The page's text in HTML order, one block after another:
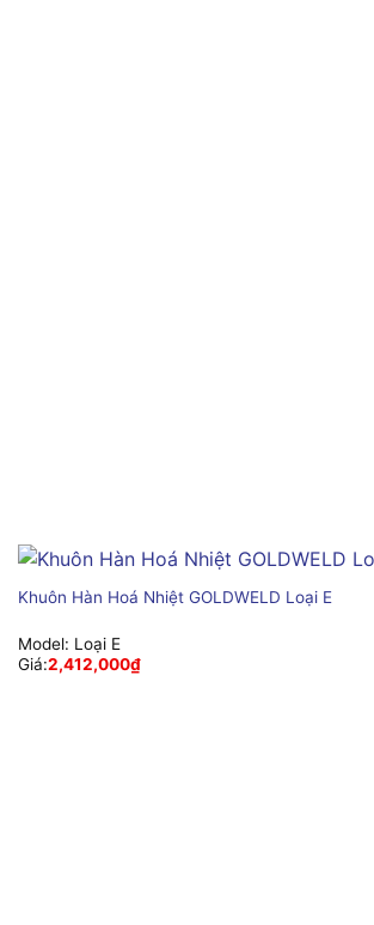
Khuôn Hàn Hoá Nhiệt GOLDWELD Loại E
Model: Loại E
Giá:2,412,000₫